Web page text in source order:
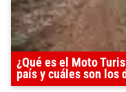
¿Qué es el Moto
país y cuáles son los